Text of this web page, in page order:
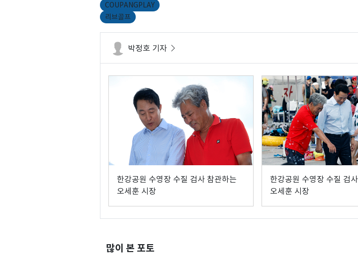
COUPANGPLAY
리브골프
박정호 기자
한강공원 수영장 수질 검사 참관하는
오세훈 시장
한강공원 수영장 수질 검
오세훈 시장
많이 본 포토